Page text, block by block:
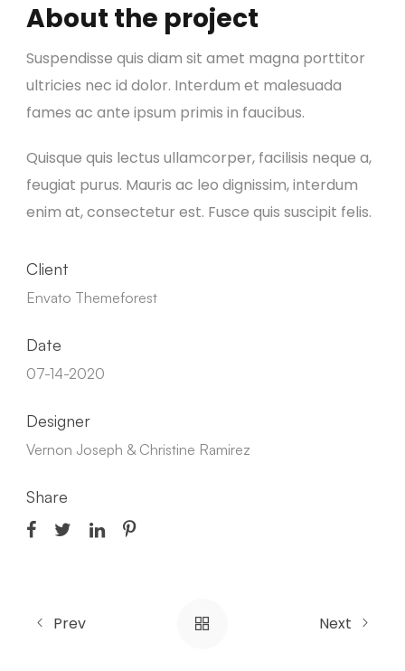
About the project
Suspendisse quis diam sit amet magna porttitor
ultricies nec id dolor. Interdum et malesuada
fames ac ante ipsum primis in faucibus.
Quisque quis lectus ullamcorper, facilisis neque a,
feugiat purus. Mauris ac leo dignissim, interdum
enim at, consectetur est. Fusce quis suscipit felis.
Client
Envato Themeforest
Date
07-14-2020
Designer
Vernon Joseph & Christine Ramirez
Share
Prev Next